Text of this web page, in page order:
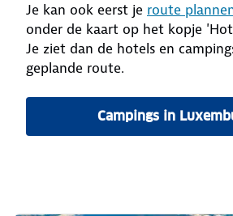
Je kan ook eerst je route
onder de kaart op het kopje
Je ziet dan de hotels en
geplande route.
Campings in